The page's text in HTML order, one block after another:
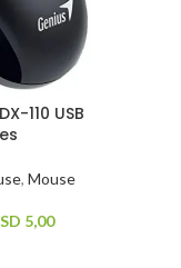
110 USB
, Mouse
5,00